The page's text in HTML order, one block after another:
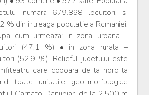
numara 679.868 locuitori, si
% din intreaga populatie a Romaniei,
cum urmeaza: in zona urbana –
(47,1 %) • in zona rurala –
(52,9 %). Relieful judetului este
care coboara de la nord la
toate unitatile geo-morfologice